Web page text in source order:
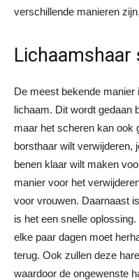
verschillende manieren
Lichaamshaar
De meest bekende
lichaam. Dit wordt gedaan
maar het scheren kan ook
borsthaar wilt verwijderen,
benen klaar wilt maken
manier voor het
voor vrouwen. Daarnaast
is het een snelle
elke paar dagen moet
terug. Ook zullen deze
waardoor de ongewenste